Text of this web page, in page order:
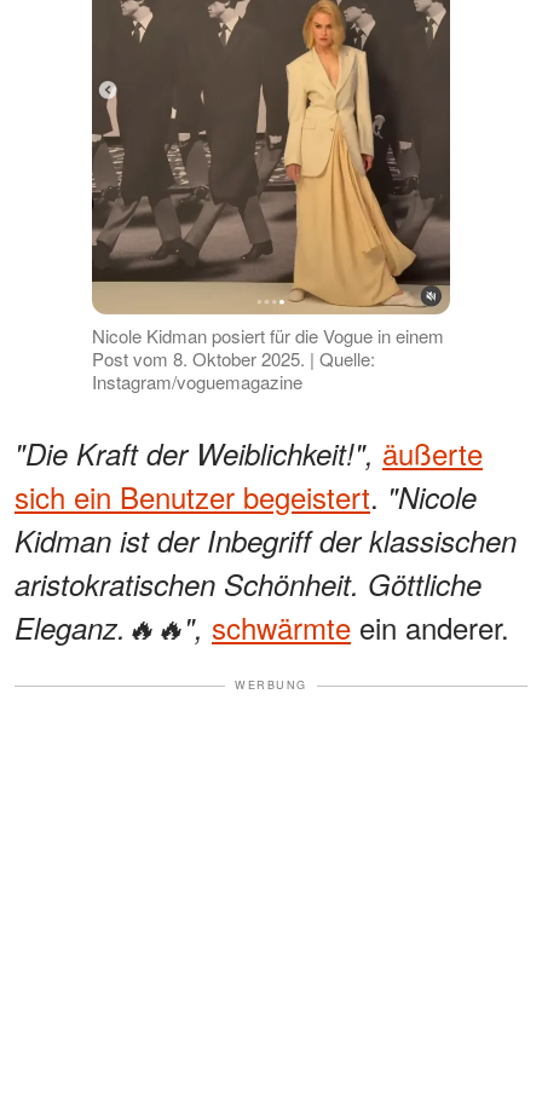
Nicole Kidman posiert für die Vogue in einem
Post vom 8. Oktober 2025. | Quelle:
Instagram/voguemagazine
"Die Kraft der Weiblichkeit!", äußerte
sich ein Benutzer begeistert. "Nicole
Kidman ist der Inbegriff der klassischen
aristokratischen Schönheit. Göttliche
Eleganz.🔥🔥", schwärmte ein anderer.
WERBUNG